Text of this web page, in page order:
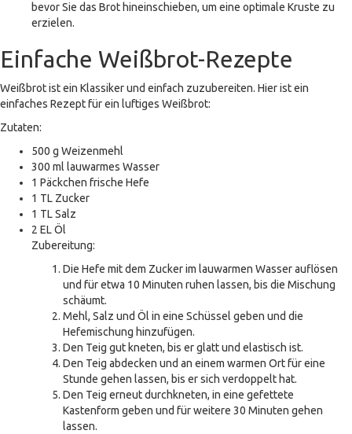
bevor Sie das Brot hineinschieben, um eine optimale Kruste zu
erzielen.
Einfache Weißbrot-Rezepte
Weißbrot ist ein Klassiker und einfach zuzubereiten. Hier ist ein
einfaches Rezept für ein luftiges Weißbrot:
Zutaten:
500 g Weizenmehl
300 ml lauwarmes Wasser
1 Päckchen frische Hefe
1 TL Zucker
1 TL Salz
2 EL Öl
Zubereitung:
Die Hefe mit dem Zucker im lauwarmen Wasser auflösen
und für etwa 10 Minuten ruhen lassen, bis die Mischung
schäumt.
Mehl, Salz und Öl in eine Schüssel geben und die
Hefemischung hinzufügen.
Den Teig gut kneten, bis er glatt und elastisch ist.
Den Teig abdecken und an einem warmen Ort für eine
Stunde gehen lassen, bis er sich verdoppelt hat.
Den Teig erneut durchkneten, in eine gefettete
Kastenform geben und für weitere 30 Minuten gehen
lassen.